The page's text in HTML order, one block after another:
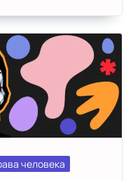
человека